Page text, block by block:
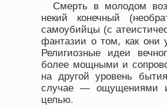
Смерть в молодом
некий конечный
самоубийцы (с
фантазии о том, как они
Религиозные идеи
более мощными и
на другой уровень
случае — ощущениями
целью.